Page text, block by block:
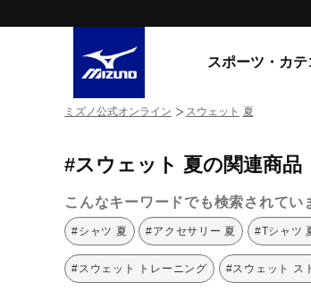
スポーツ・カ
ライフスタイルウエア
ランニング
サッカー／フットサル
WAVE
MORELIA LS
WAVE RIDER
MXR
ゴアテックス
ミズノ公式オンライン スウェット 夏
#スウェット 夏の関連商品
こんなキーワードでも検索されてい
#シャツ 夏 #アクセサリー 夏 #Tシャツ
#スウェット トレーニング #スウェット ス